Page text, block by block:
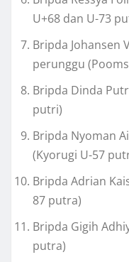
U+68 dan U-73
Bripda Johansen
perunggu
Bripda Dinda
putri)
Bripda Nyoman
(Kyorugi U-57
Bripda Adrian
87 putra)
Bripda Gigih
putra)